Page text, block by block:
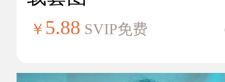
￥ 5.88 SVIP免费